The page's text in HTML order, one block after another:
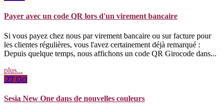
Payer avec un code QR lors d'un virement bancaire
Si vous payez chez nous par virement bancaire ou sur facture pour
les clientes régulières, vous l'avez certainement déjà remarqué :
Depuis quelque temps, nous affichons un code QR Girocode dans...
plus...
27 Oct
Sesia New One dans de nouvelles couleurs